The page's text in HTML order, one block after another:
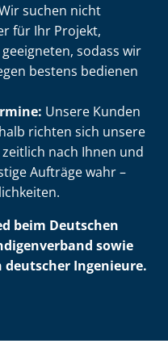
suchen nicht
für Ihr Projekt,
sodass wir
bestens bedienen
Unsere Kunden
richten sich unsere
nach Ihnen und
Aufträge wahr –
beim Deutschen
sowie
Ingenieure.